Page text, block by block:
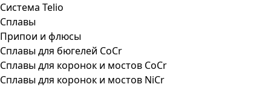
Система Telio
Сплавы
Припои и флюсы
Сплавы для бюгелей CoCr
Сплавы для коронок и мостов CoCr
Сплавы для коронок и мостов NiCr